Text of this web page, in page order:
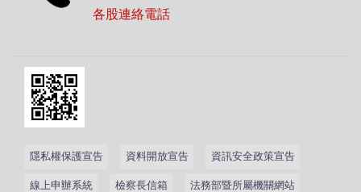
各股連絡電話
隱私權保護宣告 資料開放宣告 資訊安全政策宣告
線上申辦系統 檢察長信箱 法務部暨所屬機關網站